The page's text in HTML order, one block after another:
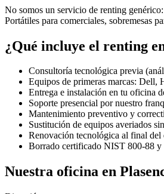
No somos un servicio de renting
Portátiles para comerciales, sobremesas
¿Qué incluye el renting
Consultoría tecnológica previa
Equipos de primeras marcas: Dell,
Entrega e instalación en tu oficina
Soporte presencial por nuestro
Mantenimiento preventivo y
Sustitución de equipos averiados
Renovación tecnológica al final del
Borrado certificado NIST 800-88 y
Nuestra oficina en